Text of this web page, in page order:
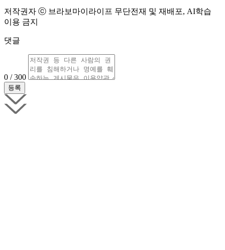
저작권자 ⓒ 브라보마이라이프 무단전재 및 재배포, AI학습
이용 금지
댓글
0 / 300